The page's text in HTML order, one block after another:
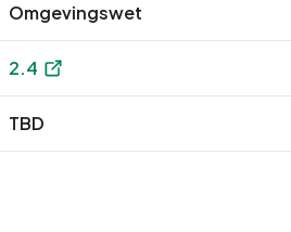
Omgevingswet
2.4
TBD